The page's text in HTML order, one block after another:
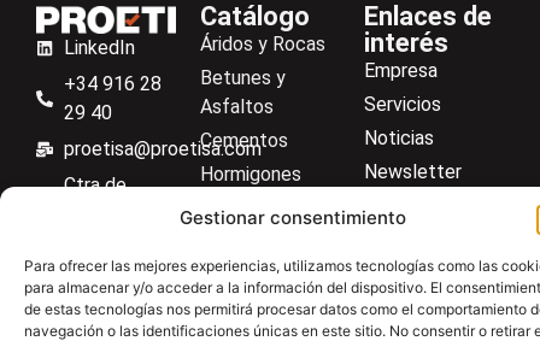
Gestionar consentimiento
Para ofrecer las mejores experiencias, utilizamos tecnologías como las
para almacenar y/o acceder a la información del dispositivo. El
de estas tecnologías nos permitirá procesar datos como el comportamiento
navegación o las identificaciones únicas en este sitio. No consentir o retirar
LinkedIn
+34 916 28
29 40
proetisa@proetisa.com
Ctra de
M-106, Km
4,1, 28110
Algete,
Catálogo
Áridos y Rocas
Betunes y
Asfaltos
Cementos
Hormigones
Suelos
Aceros
Material general
Enlaces de
interés
Empresa
Servicios
Noticias
Newsletter
Descargas
Centro de ayuda